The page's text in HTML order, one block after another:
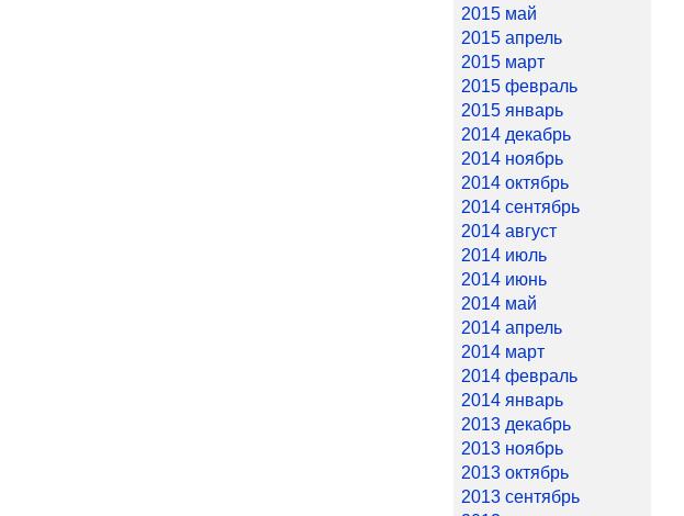
2015 май
2015 апрель
2015 март
2015 февраль
2015 январь
2014 декабрь
2014 ноябрь
2014 октябрь
2014 сентябрь
2014 август
2014 июль
2014 июнь
2014 май
2014 апрель
2014 март
2014 февраль
2014 январь
2013 декабрь
2013 ноябрь
2013 октябрь
2013 сентябрь